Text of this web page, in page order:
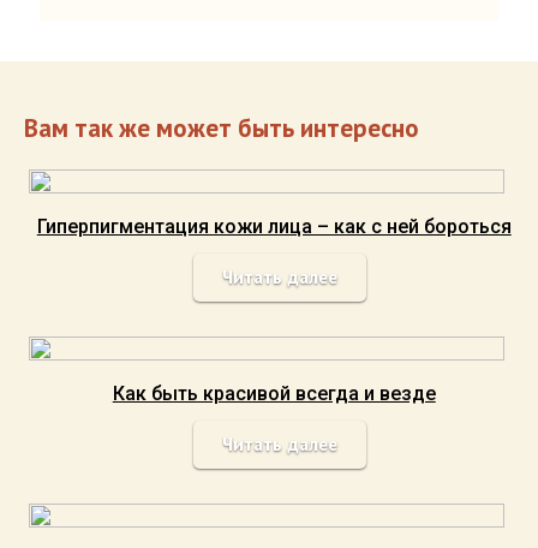
Вам так же может быть интересно
Гиперпигментация кожи лица – как с ней бороться
Читать далее
Как быть красивой всегда и везде
Читать далее